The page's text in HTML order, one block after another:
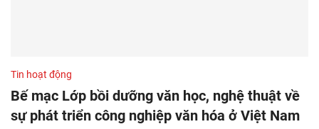
Tin hoạt động
Bế mạc Lớp bồi dưỡng văn học, nghệ thuật về
sự phát triển công nghiệp văn hóa ở Việt Nam